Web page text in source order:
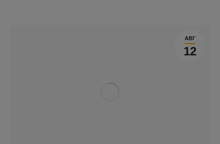
АВГ
12